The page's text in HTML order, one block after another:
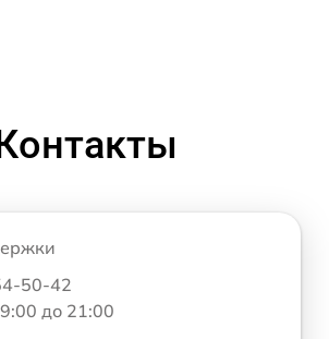
50-42
до 21:00